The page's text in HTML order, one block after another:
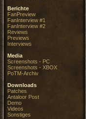
Berichte
FanPreview
FanInterview #1
FanInterview #2
Reviews
Previews
Interviews
Media
Screenshots - PC
Screenshots - XBOX
PoTM-Archiv
Downloads
Patches
Antaloor Post
Demo
Videos
Sonstiges